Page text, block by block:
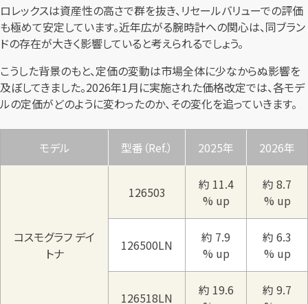
ロレックスは資産性の高さで群を抜き、リセールバリューでの評価
も極めて安定しています。近年広がる腕時計への関心は、同ブラン
ドの存在が大きく影響していると考えられるでしょう。
こうした背景のもと、定価の変動は市場全体に少なからぬ影響を
及ぼしてきました。2026年1月に実施された価格改定では、各モデ
ルの定価がどのように変わったのか、その変化を追っていきます。
モデル 型番（Ref.） 2025年 2026年
コスモグラフ デイ
トナ
126503
約 11.4
% up
約 8.7
% up
126500LN
約 7.9
% up
約 6.3
% up
126518LN
約 19.6
約 9.7